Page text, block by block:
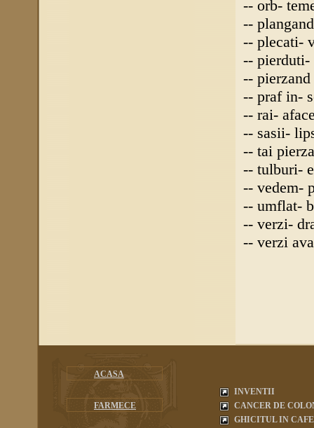
-- orb-
--
-- plecati-
-- pierduti-
--
-- praf in-
-- rai-
-- sasii-
-- tai
-- tulburi-
-- vedem-
-- umflat-
-- verzi-
-- verzi
ACASA
FARMECE
INVENTII
CANCER DE
GHICITUL IN